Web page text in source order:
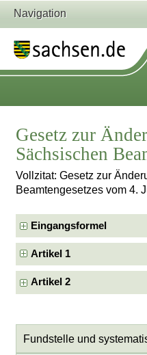
Navigation
Gesetz zur
Sächsischen
Vollzitat: Gesetz zur
Beamtengesetzes vom 4.
Eingangsformel
Artikel 1
Artikel 2
Fundstelle und